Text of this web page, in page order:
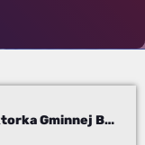
Agata Szyszka-Mądro, dyrektorka Gminnej Biblioteki Publicznej w Kętach